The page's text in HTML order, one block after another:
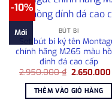
-10%
Mới BÚT BI
Set bút bi ký tên
chính hãng M265 màu
đính đá cao cấp
2.950.000₫ Giá
là:
2.950.000
THÊM VÀO GIỎ HÀNG